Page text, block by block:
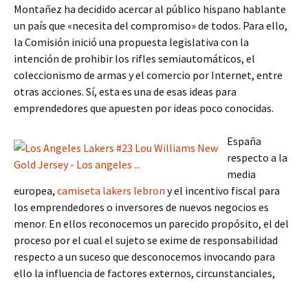
Montañez ha decidido acercar al público hispano hablante
un país que «necesita del compromiso» de todos. Para ello,
la Comisión inició una propuesta legislativa con la
intención de prohibir los rifles semiautomáticos, el
coleccionismo de armas y el comercio por Internet, entre
otras acciones. Sí, esta es una de esas ideas para
emprendedores que apuesten por ideas poco conocidas.
España
respecto a la
media
europea, camiseta lakers lebron y el incentivo fiscal para
los emprendedores o inversores de nuevos negocios es
menor. En ellos reconocemos un parecido propósito, el del
proceso por el cual el sujeto se exime de responsabilidad
respecto a un suceso que desconocemos invocando para
ello la influencia de factores externos, circunstanciales,